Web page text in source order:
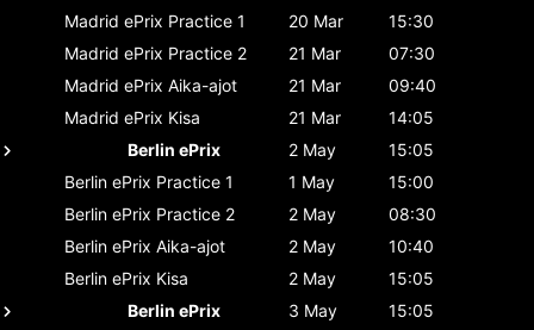
Madrid ePrix Practice 1 20 Mar
15:30
Madrid ePrix Practice 2 21 Mar
07:30
Madrid ePrix Aika-ajot 21 Mar
09:40
Madrid ePrix Kisa 21 Mar
14:05
Berlin ePrix
2 May
15:05
Berlin ePrix Practice 1 1 May
15:00
Berlin ePrix Practice 2 2 May
08:30
Berlin ePrix Aika-ajot 2 May
10:40
Berlin ePrix Kisa 2 May
15:05
Berlin ePrix
3 May
15:05